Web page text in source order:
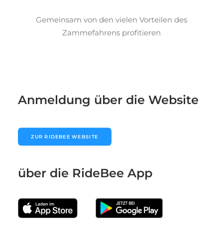
Gemeinsam von den vielen Vorteilen des
Zammefahrens profitieren
Anmeldung über die Website
ZUR RIDEBEE WEBSITE
über die RideBee App